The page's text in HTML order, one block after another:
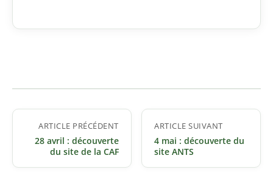
Navigation
l’article
ARTICLE PRÉCÉDENT
28 avril : découverte
du site de la CAF
ARTICLE SUIVANT
4 mai : découverte du
site ANTS